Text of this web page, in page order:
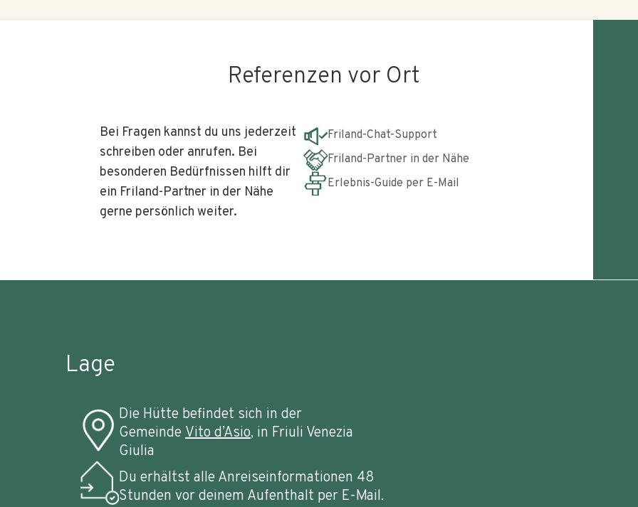
Referenzen vor Ort
Bei Fragen kannst du uns jederzeit
schreiben oder anrufen. Bei
besonderen Bedürfnissen hilft dir
ein Friland-Partner in der Nähe
gerne persönlich weiter.
Friland-Chat-Support
Friland-Partner in der Nähe
Erlebnis-Guide per E-Mail
Lage
Die Hütte befindet sich in der
Gemeinde Vito d’Asio, in Friuli Venezia
Giulia
Du erhältst alle Anreiseinformationen 48
Stunden vor deinem Aufenthalt per E-Mail.